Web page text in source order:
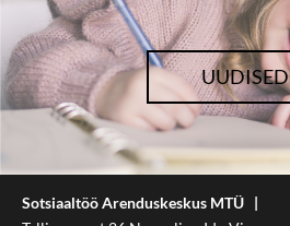
UUDISED
Sotsiaaltöö Arenduskeskus MTÜ |